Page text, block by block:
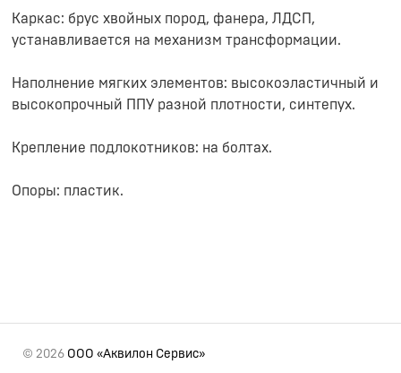
Каркас: брус хвойных пород, фанера, ЛДСП,
устанавливается на механизм трансформации.
Наполнение мягких элементов: высокоэластичный и
высокопрочный ППУ разной плотности, синтепух.
Крепление подлокотников: на болтах.
Опоры: пластик.
© 2026 ООО «Аквилон Сервис»